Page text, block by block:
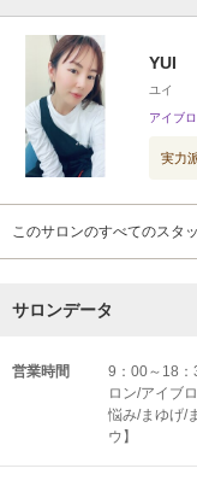
YUI
ユイ
アイブ
実力
このサロンのすべてのスタ
サロンデータ
営業時間
9：00～18：
ロン/アイブ
悩み/まゆげ/
ウ】